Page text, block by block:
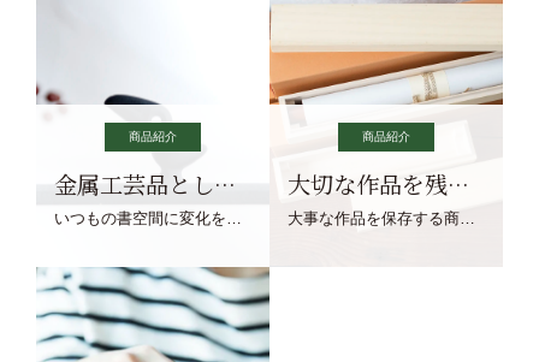
商品紹介
金属工芸品としての文鎮
商品紹介
大切な作品を残す作品保存商品